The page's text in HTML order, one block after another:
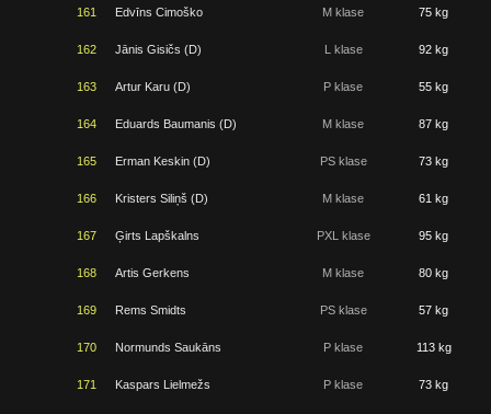
161 Edvīns Cimoško M klase 75 kg
162 Jānis Gisičs (D) L klase 92 kg
163 Artur Karu (D) P klase 55 kg
164 Eduards Baumanis (D) M klase 87 kg
165 Erman Keskin (D) PS klase 73 kg
166 Kristers Siliņš (D) M klase 61 kg
167 Ģirts Lapškalns PXL klase 95 kg
168 Artis Gerkens M klase 80 kg
169 Rems Smidts PS klase 57 kg
170 Normunds Saukāns P klase 113 kg
171 Kaspars Lielmežs P klase 73 kg